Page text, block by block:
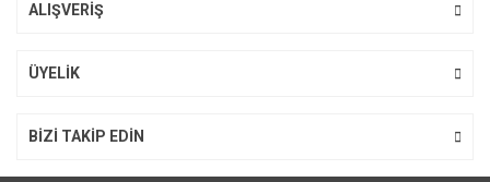
ALIŞVERİŞ
ÜYELİK
BİZİ TAKİP EDİN